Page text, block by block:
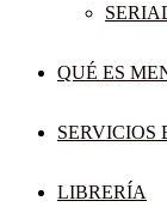
QUÉ ES
SERVICIOS
LIBRERÍA